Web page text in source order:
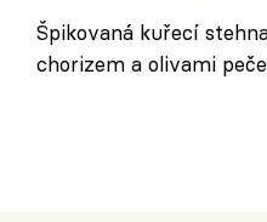
Špikovaná kuřecí
chorizem a olivami